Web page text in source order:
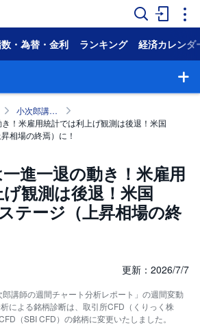
・為替・金利 ランキング 経済カレンダ
小次郎講師の週間チャート分析
！米雇用統計では利上げ観測は後退！米国
相場の終焉）に！
進一退の動き！米雇用
観測は後退！米国
テージ（上昇相場の終
更新：2026/7/7
講師の週間チャート分析レポート」の週間変動
による銘柄診断は、取引所CFD（くりっく株
（SBI CFD）の銘柄に変更いたしました。